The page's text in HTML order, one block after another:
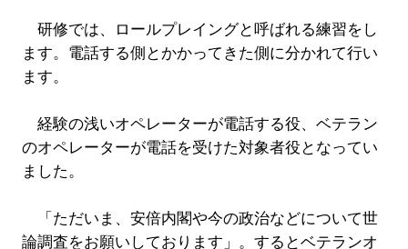
研修では、ロールプレイングと呼ばれる練習をし
ます。電話する側とかかってきた側に分かれて行い
ます。
経験の浅いオペレーターが電話する役、ベテラン
のオペレーターが電話を受けた対象者役となってい
ました。
「ただいま、安倍内閣や今の政治などについて世
論調査をお願いしております」。するとベテランオ